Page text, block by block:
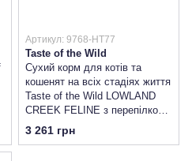
Артикул: 9768-HT77
Taste of the Wild
Сухий корм для котів та
кошенят на всіх стадіях життя
Taste of the Wild LOWLAND
CREEK FELINE з перепілкою
та качкою
3 261 грн